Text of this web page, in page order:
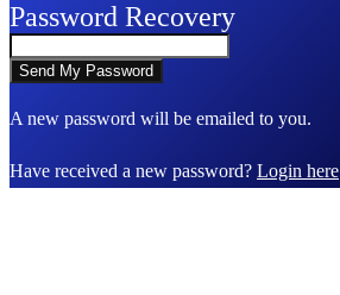
Password Recovery
A new password will be emailed to you.
Have received a new password? Login here